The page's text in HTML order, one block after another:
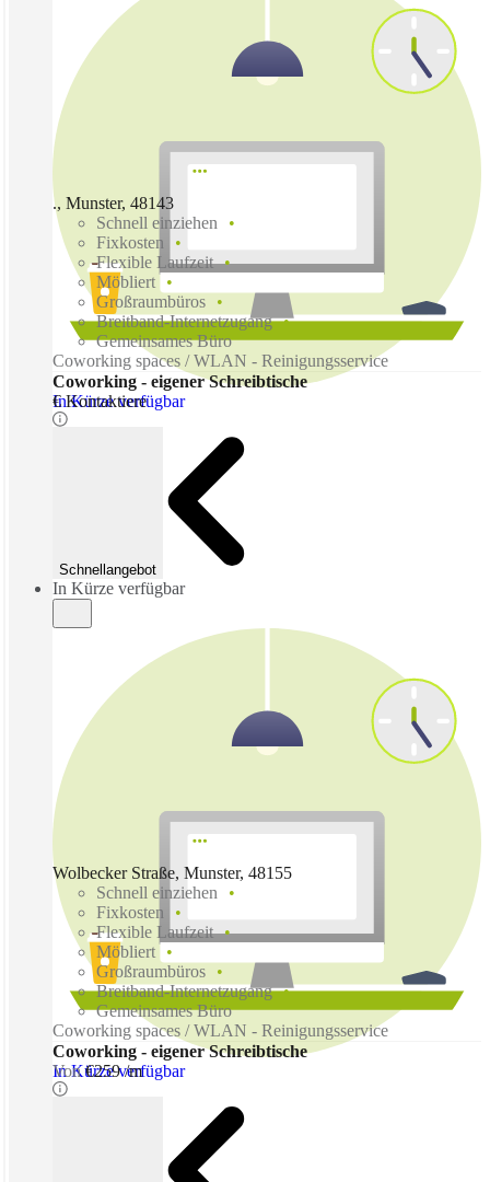
In Kürze verfügbar
., Munster, 48143
Schnell einziehen
Fixkosten
Flexible Laufzeit
Möbliert
Großraumbüros
Breitband-Internetzugang
Gemeinsames Büro
Coworking spaces / WLAN - Reinigungsservice
Coworking - eigener Schreibtische
€ Kontaktiere
Schnellangebot
In Kürze verfügbar
In Kürze verfügbar
Wolbecker Straße, Munster, 48155
Schnell einziehen
Fixkosten
Flexible Laufzeit
Möbliert
Großraumbüros
Breitband-Internetzugang
Gemeinsames Büro
Coworking spaces / WLAN - Reinigungsservice
Coworking - eigener Schreibtische
Von €259 /m